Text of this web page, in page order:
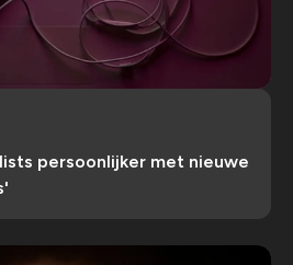
persoonlijker met nieuwe